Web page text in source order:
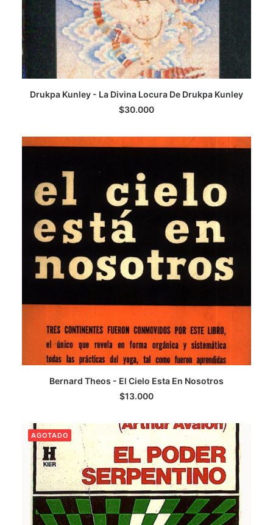
AGREGAR AL CARRITO
Drukpa Kunley - La Divina Locura De Drukpa Kunley
$30.000
AGREGAR AL CARRITO
Bernard Theos - El Cielo Esta En Nosotros
$13.000
AGOTADO